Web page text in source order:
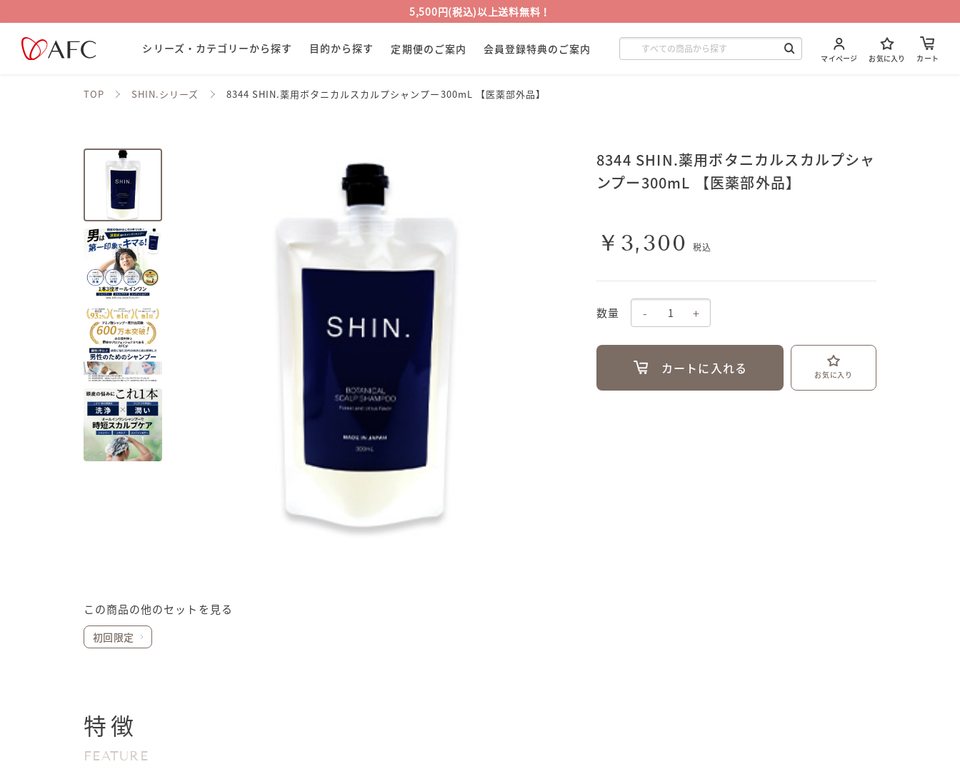
5,500円(税込)以上送料無料！
シリーズ・カテゴリーから探す 目的から探す 定期便のご案内 会員登録特典のご案内
マイページ お気に入り カート
TOP SHIN.シリーズ 8344 SHIN.薬用ボタニカルスカルプシャンプー300mL 【医薬部外品】
8344 SHIN.薬用ボタニカルスカルプシャ
ンプー300mL 【医薬部外品】
￥3,300 税込
数量 - +
カートに入れる お気に入り
この商品の他のセットを見る
初回限定
特徴
FEATURE